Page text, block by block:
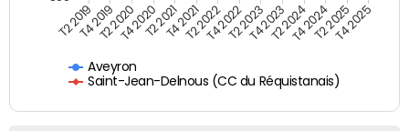
Aveyron
Saint-Jean-Delnous (CC du Réquistanais)
T2 2019T4 2019T2 2020T4 2020T2 2021T4 2021T2 2022T4 2022T2 2023T4 2023T2 2024T4 2024T2 2025T4 2025